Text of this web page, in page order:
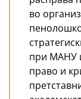
во
при МАНУ
право и